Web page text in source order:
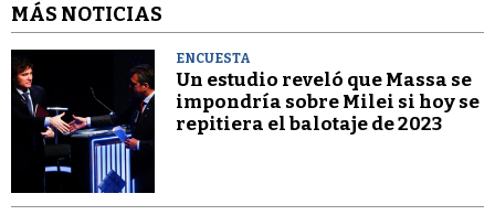
MÁS NOTICIAS
ENCUESTA
Un estudio reveló que Massa se
impondría sobre Milei si hoy se
repitiera el balotaje de 2023